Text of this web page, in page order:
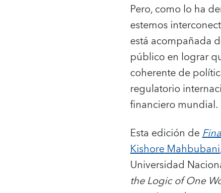
Pero, como lo ha
estemos
está acompañada
público en lograr
coherente de
regulatorio
financiero mundial.
Esta edición de
Kishore Mahbubani
Universidad
the Logic of One